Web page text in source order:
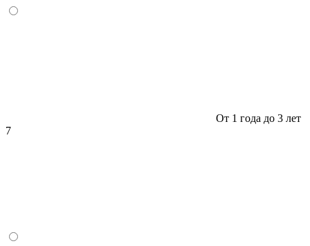
От 1 года до 3 лет
7